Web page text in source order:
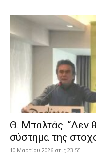
Θ. Μπαλτάς: “Δεν
σύστημα της
10 Μαρτίου 2026 στις 23:55